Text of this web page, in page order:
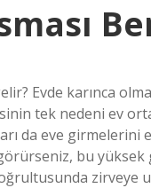
Evde karınca
tek nedeni ev
da eve girmelerini
bu
zirveye